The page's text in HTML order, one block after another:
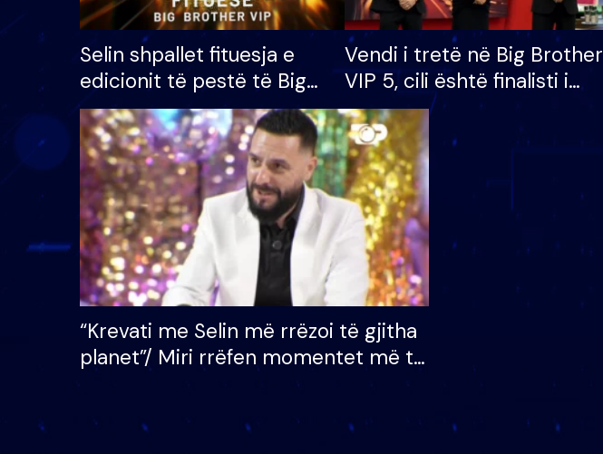
Selin shpallet fituesja e
edicionit të pestë të Big
Brother VIP, rrëmben
çmimin e madh prej 100
mijë eurosh
Vendi i tretë në Big Brother
VIP 5, cili është finalisti i
radhës që lë shtëpinë
“Krevati me Selin më rrëzoi të gjitha
planet”/ Miri rrëfen momentet më të
bukura në shtëpinë e BB VIP: Do më